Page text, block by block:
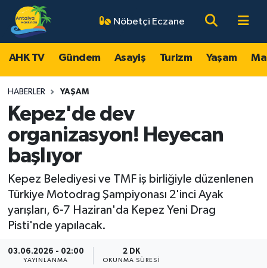
Nöbetçi Eczane
AHK TV Gündem Asayiş Turizm Yaşam
HABERLER YAŞAM
Kepez'de dev
organizasyon! Heyecan
başlıyor
Kepez Belediyesi ve TMF iş birliğiyle düzenlenen
Türkiye Motodrag Şampiyonası 2'inci Ayak
yarışları, 6-7 Haziran'da Kepez Yeni Drag
Pisti'nde yapılacak.
03.06.2026 - 02:00
YAYINLANMA
2 DK
OKUNMA SÜRESI
AHK TV
Gündem
Turizm
Yaşam
Magazin
Ekonomi
Spor
Antalya Nöbetçi Eczaneler
Antalya Hava Durumu
Antalya Namaz Vakitleri
Antalya Trafik Yoğunluk Haritası
Süper Lig Puan Durumu ve Fikstür
Tüm Manşetler
Son Dakika Haberleri
Haber Arşivi